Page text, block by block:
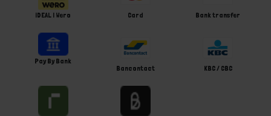
iDEAL | Wero Card Bank transfer
Pay By Bank
Bancontact
KBC / CBC